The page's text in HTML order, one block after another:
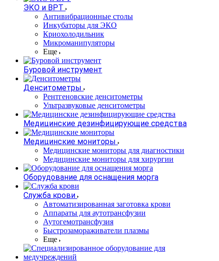
ЭКО и ВРТ
Антивибрационные столы
Инкубаторы для ЭКО
Криохолодильник
Микроманипуляторы
Еще
Буровой инструмент
Денситометры
Рентгеновские денситометры
Ультразвуковые денситометры
Медицинские дезинфицирующие средства
Медицинские мониторы
Медицинские мониторы для диагностики
Медицинские мониторы для хирургии
Оборудование для оснащения морга
Служба крови
Автоматизированная заготовка крови
Аппараты для аутотрансфузии
Аутогемотрансфузия
Быстрозамораживатели плазмы
Еще